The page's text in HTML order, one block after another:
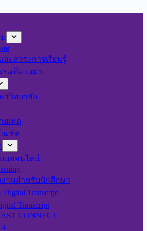
ะสาระการเรียนรู้
รมที่ผ่านมา
าวิทยาลัย
ยเหตุ
ณฑิต
ยนออนไลน์
งานสำหรับนักศึกษา
Transcript
Transcript
CONNECT
น